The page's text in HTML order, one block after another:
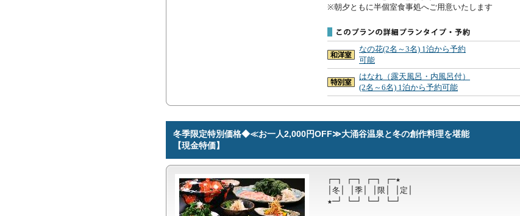
※朝夕ともに半個室食事処へご用意いたします
なの花(2名～3名) 1泊から予約
可能
はなれ（露天風呂・内風呂付）
(2名～6名) 1泊から予約可能
冬季限定特別価格◆≪お一人2,000円OFF≫大涌谷温泉と冬の創作料理を堪能
【現金特価】
┌─┐ ┌─┐ ┌─┐ ┌─★
│冬│ │季│ │限│ │定│
★─┘ └─┘ └─┘ └─┘